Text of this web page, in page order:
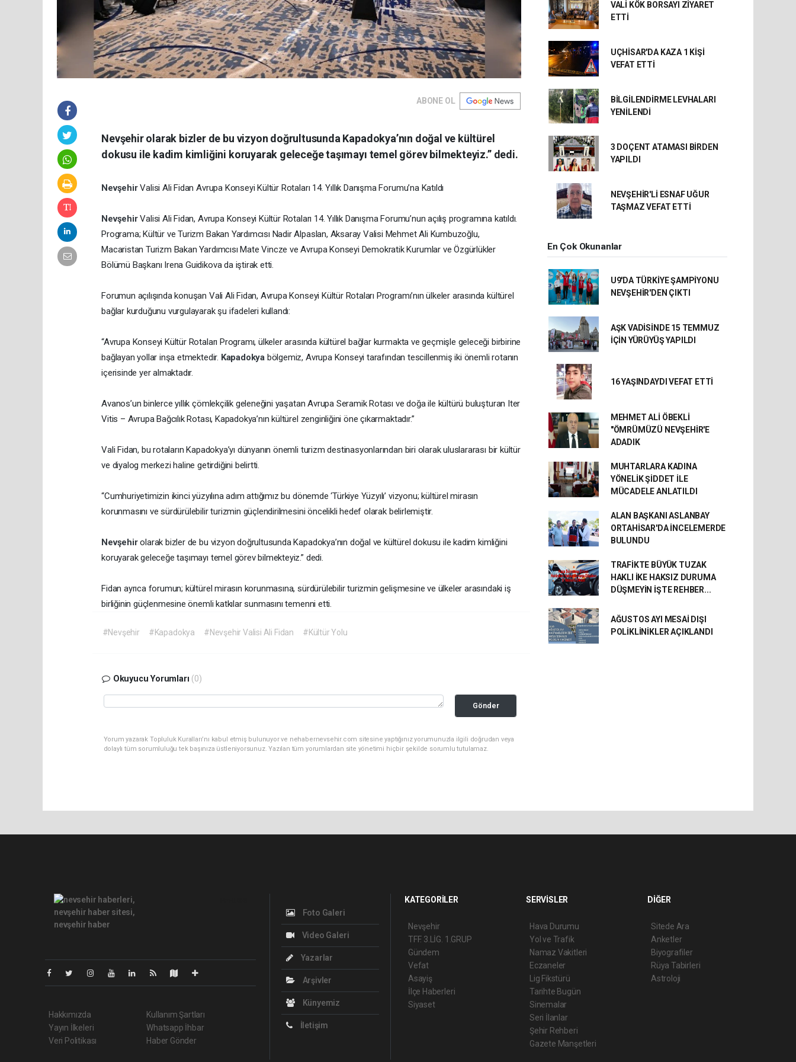
ABONE OL
Nevşehir olarak bizler de bu vizyon doğrultusunda Kapadokya’nın doğal ve kültürel
dokusu ile kadim kimliğini koruyarak geleceğe taşımayı temel görev bilmekteyiz.” dedi.
NevşehirValisi Ali Fidan Avrupa Konseyi Kültür Rotaları 14. Yıllık Danışma Forumu’na Katıldı
NevşehirValisi Ali Fidan, Avrupa Konseyi Kültür Rotaları 14. Yıllık Danışma Forumu’nun açılış programına katıldı.
Programa; Kültür ve Turizm Bakan Yardımcısı Nadir Alpaslan, Aksaray Valisi Mehmet Ali Kumbuzoğlu,
Macaristan Turizm Bakan Yardımcısı Mate Vincze ve Avrupa Konseyi Demokratik Kurumlar ve Özgürlükler
Bölümü Başkanı Irena Guidikova da iştirak etti.
Forumun açılışında konuşan Vali Ali Fidan, Avrupa Konseyi Kültür Rotaları Programı’nın ülkeler arasında kültürel
bağlar kurduğunu vurgulayarak şu ifadeleri kullandı:
“Avrupa Konseyi Kültür Rotaları Programı, ülkeler arasında kültürel bağlar kurmakta ve geçmişle geleceği birbirine
bağlayan yollar inşa etmektedir. Kapadokya bölgemiz, Avrupa Konseyi tarafından tescillenmiş iki önemli rotanın
içerisinde yer almaktadır.
Avanos’un binlerce yıllık çömlekçilik geleneğini yaşatan Avrupa Seramik Rotası ve doğa ile kültürü buluşturan Iter
Vitis – Avrupa Bağcılık Rotası, Kapadokya’nın kültürel zenginliğini öne çıkarmaktadır.”
Vali Fidan, bu rotaların Kapadokya’yı dünyanın önemli turizm destinasyonlarından biri olarak uluslararası bir kültür
ve diyalog merkezi haline getirdiğini belirtti.
“Cumhuriyetimizin ikinci yüzyılına adım attığımız bu dönemde ‘Türkiye Yüzyılı’ vizyonu; kültürel mirasın
korunmasını ve sürdürülebilir turizmin güçlendirilmesini öncelikli hedef olarak belirlemiştir.
Nevşehirolarak bizler de bu vizyon doğrultusunda Kapadokya’nın doğal ve kültürel dokusu ile kadim kimliğini
koruyarak geleceğe taşımayı temel görev bilmekteyiz.” dedi.
Fidan ayrıca forumun; kültürel mirasın korunmasına, sürdürülebilir turizmin gelişmesine ve ülkeler arasındaki iş
birliğinin güçlenmesine önemli katkılar sunmasını temenni etti.
#Nevşehir #Kapadokya #Nevşehir Valisi Ali Fidan #Kültür Yolu
Okuyucu Yorumları (0)
Gönder
Yorum yazarak Topluluk Kuralları’nı kabul etmiş bulunuyor ve nehabernevsehir.com sitesine yaptığınız yorumunuzla ilgili doğrudan veya
dolaylı tüm sorumluluğu tek başınıza üstleniyorsunuz. Yazılan tüm yorumlardan site yönetimi hiçbir şekilde sorumlu tutulamaz.
VALİ KÖK BORSAYI ZİYARET
ETTİ
UÇHİSAR'DA KAZA 1 KİŞİ
VEFAT ETTİ
BİLGİLENDİRME LEVHALARI
YENİLENDİ
3 DOÇENT ATAMASI BİRDEN
YAPILDI
NEVŞEHİR'Lİ ESNAF UĞUR
TAŞMAZ VEFAT ETTİ
En Çok Okunanlar
U9'DA TÜRKİYE ŞAMPİYONU
NEVŞEHİR'DEN ÇIKTI
AŞK VADİSİNDE 15 TEMMUZ
İÇİN YÜRÜYÜŞ YAPILDI
16 YAŞINDAYDI VEFAT ETTİ
MEHMET ALİ ÖBEKLİ
"ÖMRÜMÜZÜ NEVŞEHİR'E
ADADIK
MUHTARLARA KADINA
YÖNELİK ŞİDDET İLE
MÜCADELE ANLATILDI
ALAN BAŞKANI ASLANBAY
ORTAHİSAR'DA İNCELEMERDE
BULUNDU
TRAFİKTE BÜYÜK TUZAK
HAKLI İKE HAKSIZ DURUMA
DÜŞMEYİN İŞTE REHBER...
AĞUSTOS AYI MESAİ DIŞI
POLİKLİNİKLER AÇIKLANDI
Hakkımızda
Yayın İlkeleri
Veri Politikası
Kullanım Şartları
Whatsapp İhbar
Haber Gönder
Foto Galeri
Video Galeri
Yazarlar
Arşivler
Künyemiz
İletişim
KATEGORİLER
Nevşehir
TFF. 3.LİG. 1.GRUP
Gündem
Vefat
Asayiş
İlçe Haberleri
Siyaset
SERVİSLER
Hava Durumu
Yol ve Trafik
Namaz Vakitleri
Eczaneler
Lig Fikstürü
Tarihte Bugün
Sinemalar
Seri İlanlar
Şehir Rehberi
Gazete Manşetleri
DİĞER
Sitede Ara
Anketler
Biyografiler
Rüya Tabirleri
Astroloji